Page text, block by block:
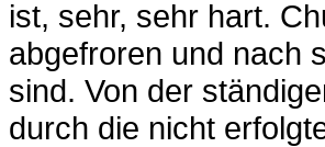
ist, sehr, sehr hart.
abgefroren und nach
sind. Von der
durch die nicht